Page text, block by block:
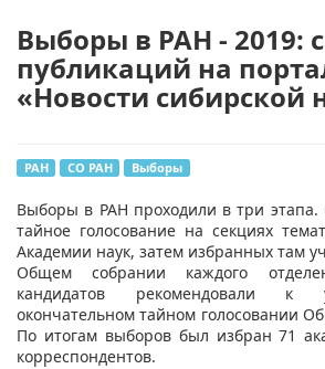
Выборы в РАН - 2019:
публикаций на
«Новости сибирской
РАН СО РАН Выборы
​Выборы в РАН проходили в три этапа.
тайное голосование на секциях
Академии наук, затем избранных там
Общем собрании каждого
кандидатов рекомендовали к
окончательном тайном голосовании
По итогам выборов был избран 71
корреспондентов.